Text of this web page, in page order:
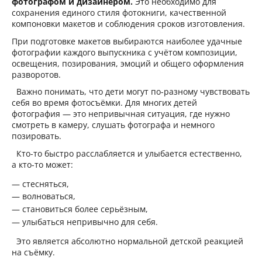
сохранения единого стиля фотокниги, качественной
компоновки макетов и соблюдения сроков изготовления.
При подготовке макетов выбираются наиболее удачные
фотографии каждого выпускника с учётом композиции,
освещения, позирования, эмоций и общего оформления
разворотов.
Важно понимать, что дети могут по-разному чувствовать
себя во время фотосъёмки. Для многих детей
фотография — это непривычная ситуация, где нужно
смотреть в камеру, слушать фотографа и немного
позировать.
Кто-то быстро расслабляется и улыбается естественно,
а кто-то может:
стесняться,
волноваться,
становиться более серьёзным,
улыбаться непривычно для себя.
Это является абсолютно нормальной детской реакцией
на съёмку.